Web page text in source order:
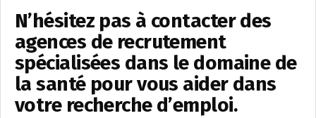
N’hésitez pas à contacter des
agences de recrutement
spécialisées dans le domaine de
la santé pour vous aider dans
votre recherche d’emploi.